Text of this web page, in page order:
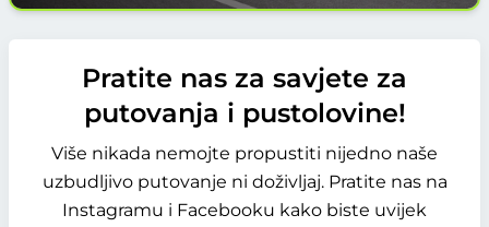
Pratite nas za savjete za
putovanja i pustolovine!
Više nikada nemojte propustiti nijedno naše
uzbudljivo putovanje ni doživljaj. Pratite nas na
Instagramu i Facebooku kako biste uvijek